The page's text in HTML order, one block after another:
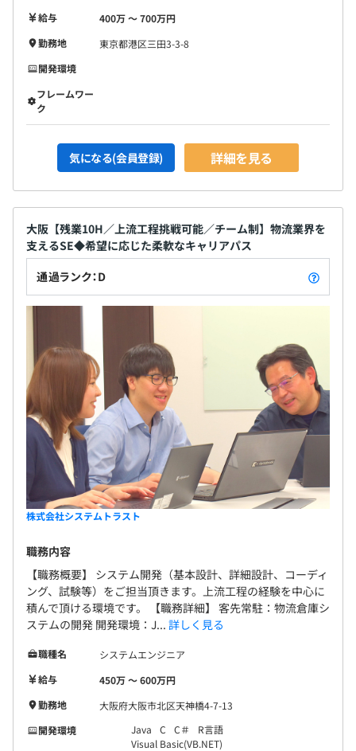
給与
400万 〜 700万円
勤務地
東京都港区三田3-3-8
開発環境
フレームワー
ク
気になる(会員登録) 詳細を見る
大阪【残業10H／上流工程挑戦可能／チーム制】物流業界を
支えるSE◆希望に応じた柔軟なキャリアパス
通過ランク：D
株式会社システムトラスト
職務内容
【職務概要】 システム開発（基本設計、詳細設計、コーディ
ング、試験等）をご担当頂きます。上流工程の経験を中心に
積んで頂ける環境です。 【職務詳細】 客先常駐：物流倉庫シ
ステムの開発 開発環境：J... 詳しく見る
職種名
システムエンジニア
給与
450万 〜 600万円
勤務地
大阪府大阪市北区天神橋4-7-13
開発環境
Java C C＃
R言語
Visual Basic(VB.NET)